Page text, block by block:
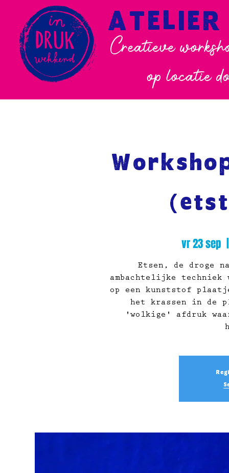
Creatieve
op locatie
vr 23 sep
Etsen, de droge
ambachtelijke techniek
op een kunststof
het krassen in de
'wolkige' afdruk